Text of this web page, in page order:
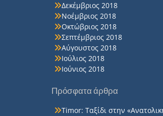
Δεκέμβριος 2018
Νοέμβριος 2018
Οκτώβριος 2018
Σεπτέμβριος 2018
Αύγουστος 2018
Ιούλιος 2018
Ιούνιος 2018
Πρόσφατα άρθρα
Timor: Ταξίδι στην